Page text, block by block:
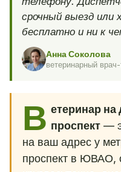
срочный выезд или
бесплатно и ни к
Анна Соколова
ветеринарный врач-
В етеринар
проспект—
на ваш адрес у
проспект в ЮВАО,